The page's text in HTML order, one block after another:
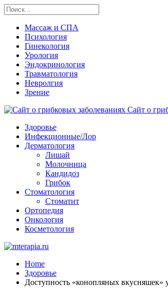
Массаж и СПА
Психология
Гинекология
Урология
Эндокринология
Травматология
Невролгия
Зрение
Сайт о
Здоровье
Инфекционные/Лор
Дерматология
Лишай
Молочница
Кандидоз
Грибок
Стоматология
Стоматит
Ортопедия
Онкология
Косметология
Home
Здоровье
Доступность «конопляных вкусняшек»